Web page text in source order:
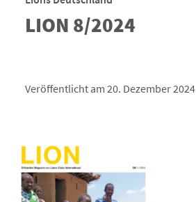
LION 8/2024
Veröffentlicht am 20. Dezember 2024